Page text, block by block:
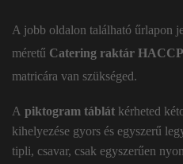
A jobb oldalon található űrlapon
méretű Catering raktár
matricára van szükséged.
A piktogram táblát kérheted
kihelyezése gyors és egyszerű
tipli, csavar, csak egyszerűen